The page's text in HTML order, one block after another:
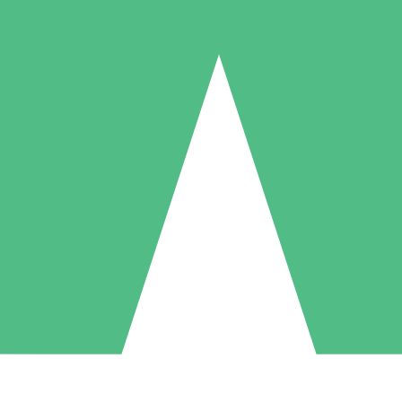
Individuella Kreditpaket
per användning med nedladdningskrediter. Inget månatligt åtagande
5 Nedladdningar
US$